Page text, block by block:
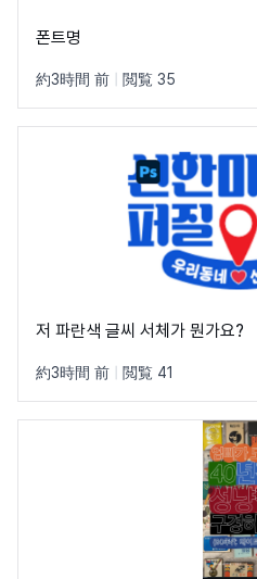
폰트명
約3時間 前 閲覧 35
저 파란색 글씨 서체가 뭔가요?
約3時間 前 閲覧 41